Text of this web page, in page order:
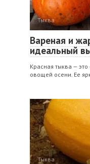
Тыква
Вареная и
идеальный
Красная тыква —
овощей осени. Ее
Тыква